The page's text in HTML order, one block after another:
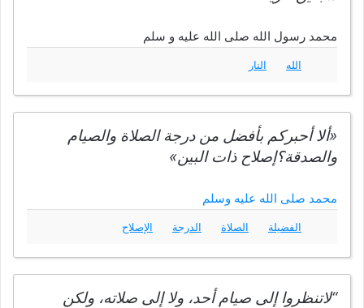
محمد رسول الله صلى الله عليه و سلم
الله النار
«ألا أحبركم بأفضل من درجة الصلاة والصيام
والصدقة؟إصلاح ذات البين»
محمد صلى الله عليه وسلم
الفضيلة الصلاة الدرجة الإصلاح
“لاتنظروا إلى صيام أحد، ولا إلى صلاته، ولكن